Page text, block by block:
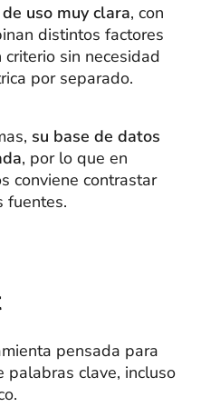
uso muy clara, con
distintos factores
sin necesidad
por separado.
su base de datos
, por lo que en
conviene contrastar
fuentes.
pensada para
palabras clave, incluso